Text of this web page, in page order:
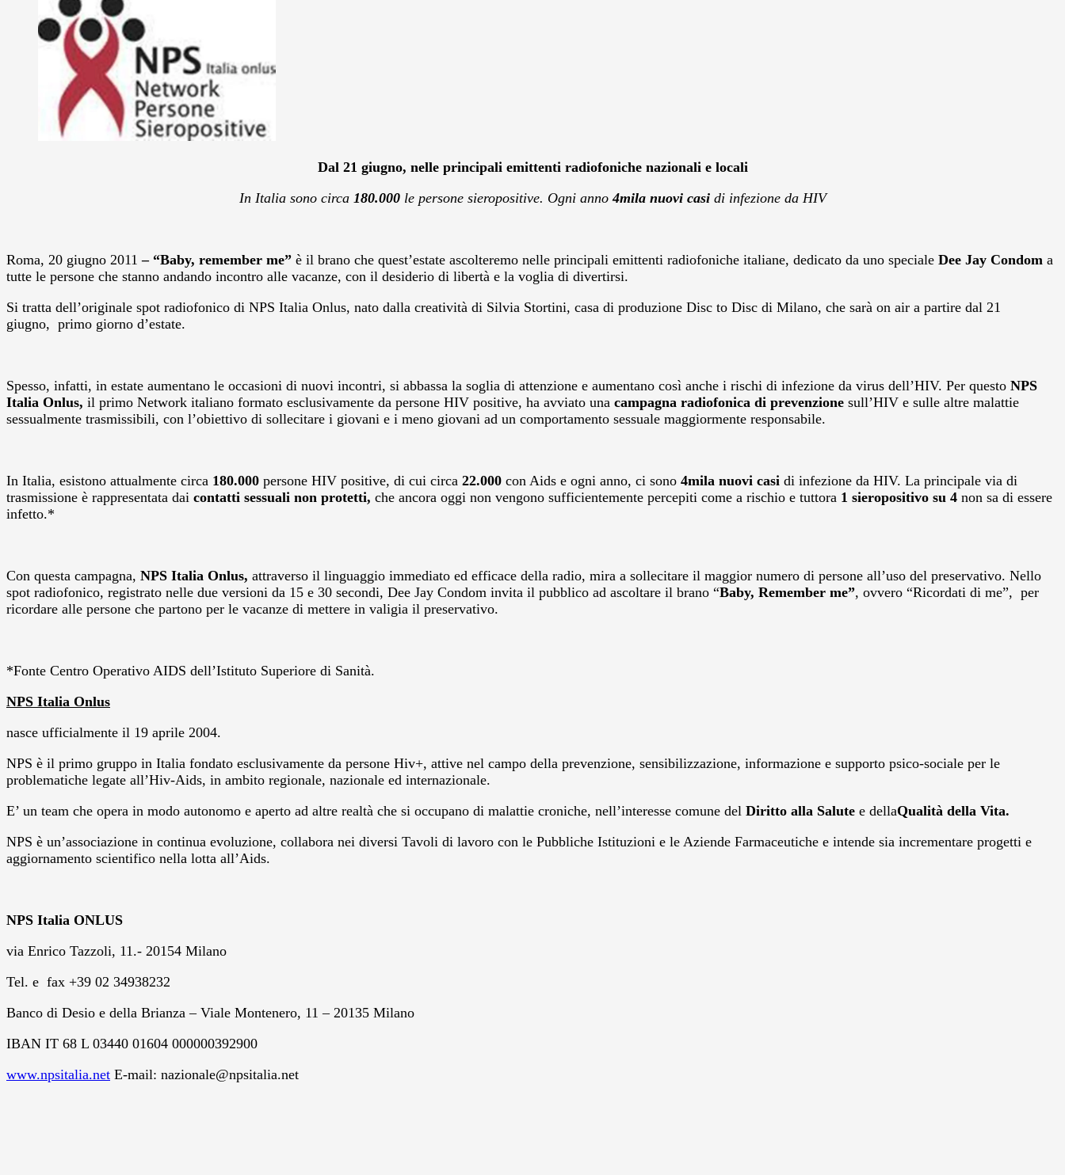
Dal 21 giugno, nelle principali emittenti radiofoniche nazionali e locali
In Italia sono circa 180.000le persone sieropositive. Ogni anno4mila nuovi casidi infezione da HIV
Roma, 20 giugno 2011 – “Baby, remember me” è il brano che quest’estate ascolteremo nelle principali emittenti radiofoniche italiane, dedicato da uno speciale Dee Jay Condom a
tutte le persone che stanno andando incontro alle vacanze, con il desiderio di libertà e la voglia di divertirsi.
Si tratta dell’originale spot radiofonico di NPS Italia Onlus, nato dalla creatività di Silvia Stortini, casa di produzione Disc to Disc di Milano, che sarà on air a partire dal 21
giugno, primo giorno d’estate.
Spesso, infatti, in estate aumentano le occasioni di nuovi incontri, si abbassa la soglia di attenzione e aumentano così anche i rischi di infezione da virus dell’HIV. Per questo NPS
Italia Onlus, il primo Network italiano formato esclusivamente da persone HIV positive, ha avviato una campagna radiofonica di prevenzione sull’HIV e sulle altre malattie
sessualmente trasmissibili, con l’obiettivo di sollecitare i giovani e i meno giovani ad un comportamento sessuale maggiormente responsabile.
In Italia, esistono attualmente circa 180.000 persone HIV positive, di cui circa 22.000 con Aids e ogni anno, ci sono 4mila nuovi casi di infezione da HIV. La principale via di
trasmissione è rappresentata dai contatti sessuali non protetti, che ancora oggi non vengono sufficientemente percepiti come a rischio e tuttora 1 sieropositivo su 4 non sa di essere
infetto.*
Con questa campagna, NPS Italia Onlus, attraverso il linguaggio immediato ed efficace della radio, mira a sollecitare il maggior numero di persone all’uso del preservativo. Nello
spot radiofonico, registrato nelle due versioni da 15 e 30 secondi, Dee Jay Condom invita il pubblico ad ascoltare il brano “Baby, Remember me”, ovvero “Ricordati di me”, per
ricordare alle persone che partono per le vacanze di mettere in valigia il preservativo.
*Fonte Centro Operativo AIDS dell’Istituto Superiore di Sanità.
NPS Italia Onlus
nasce ufficialmente il 19 aprile 2004.
NPS è il primo gruppo in Italia fondato esclusivamente da persone Hiv+, attive nel campo della prevenzione, sensibilizzazione, informazione e supporto psico-sociale per le
problematiche legate all’Hiv-Aids, in ambito regionale, nazionale ed internazionale.
E’ un team che opera in modo autonomo e aperto ad altre realtà che si occupano di malattie croniche, nell’interesse comune del Diritto alla Salute e dellaQualità della Vita.
NPS è un’associazione in continua evoluzione, collabora nei diversi Tavoli di lavoro con le Pubbliche Istituzioni e le Aziende Farmaceutiche e intende sia incrementare progetti e
aggiornamento scientifico nella lotta all’Aids.
NPS Italia ONLUS
via Enrico Tazzoli, 11.- 20154 Milano
Tel. e fax +39 02 34938232
Banco di Desio e della Brianza – Viale Montenero, 11 – 20135 Milano
IBAN IT 68 L 03440 01604 000000392900
www.npsitalia.net E-mail: nazionale@npsitalia.net